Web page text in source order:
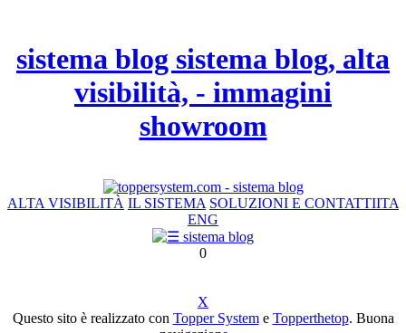
sistema blog sistema blog, alta
visibilità, - immagini
showroom
ALTA VISIBILITÀ IL SISTEMA SOLUZIONI E CONTATTIITA
ENG
0
X
Questo sito è realizzato con Topper Systeme Topperthetop. Buona